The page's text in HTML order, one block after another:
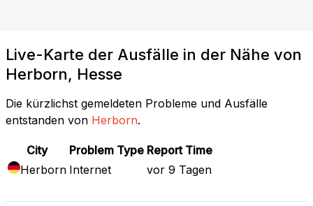
Live-Karte der Ausfälle in der Nähe von
Herborn, Hesse
Die kürzlichst gemeldeten Probleme und Ausfälle
entstanden von Herborn.
City Problem Type Report Time
Herborn Internet vor 9 Tagen